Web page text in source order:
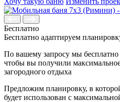
Бесплатно
Бесплатно адаптируем
По вашему запросу мы бесплатно
чтобы вы получили
загородного отдыха
Предложим планировку, в
будет использован с